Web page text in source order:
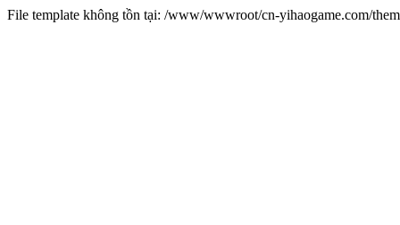
File template không tồn tại: /www/wwwroot/cn-yihaogame.com/